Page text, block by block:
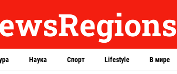
Наука Спорт Lifestyle В мире